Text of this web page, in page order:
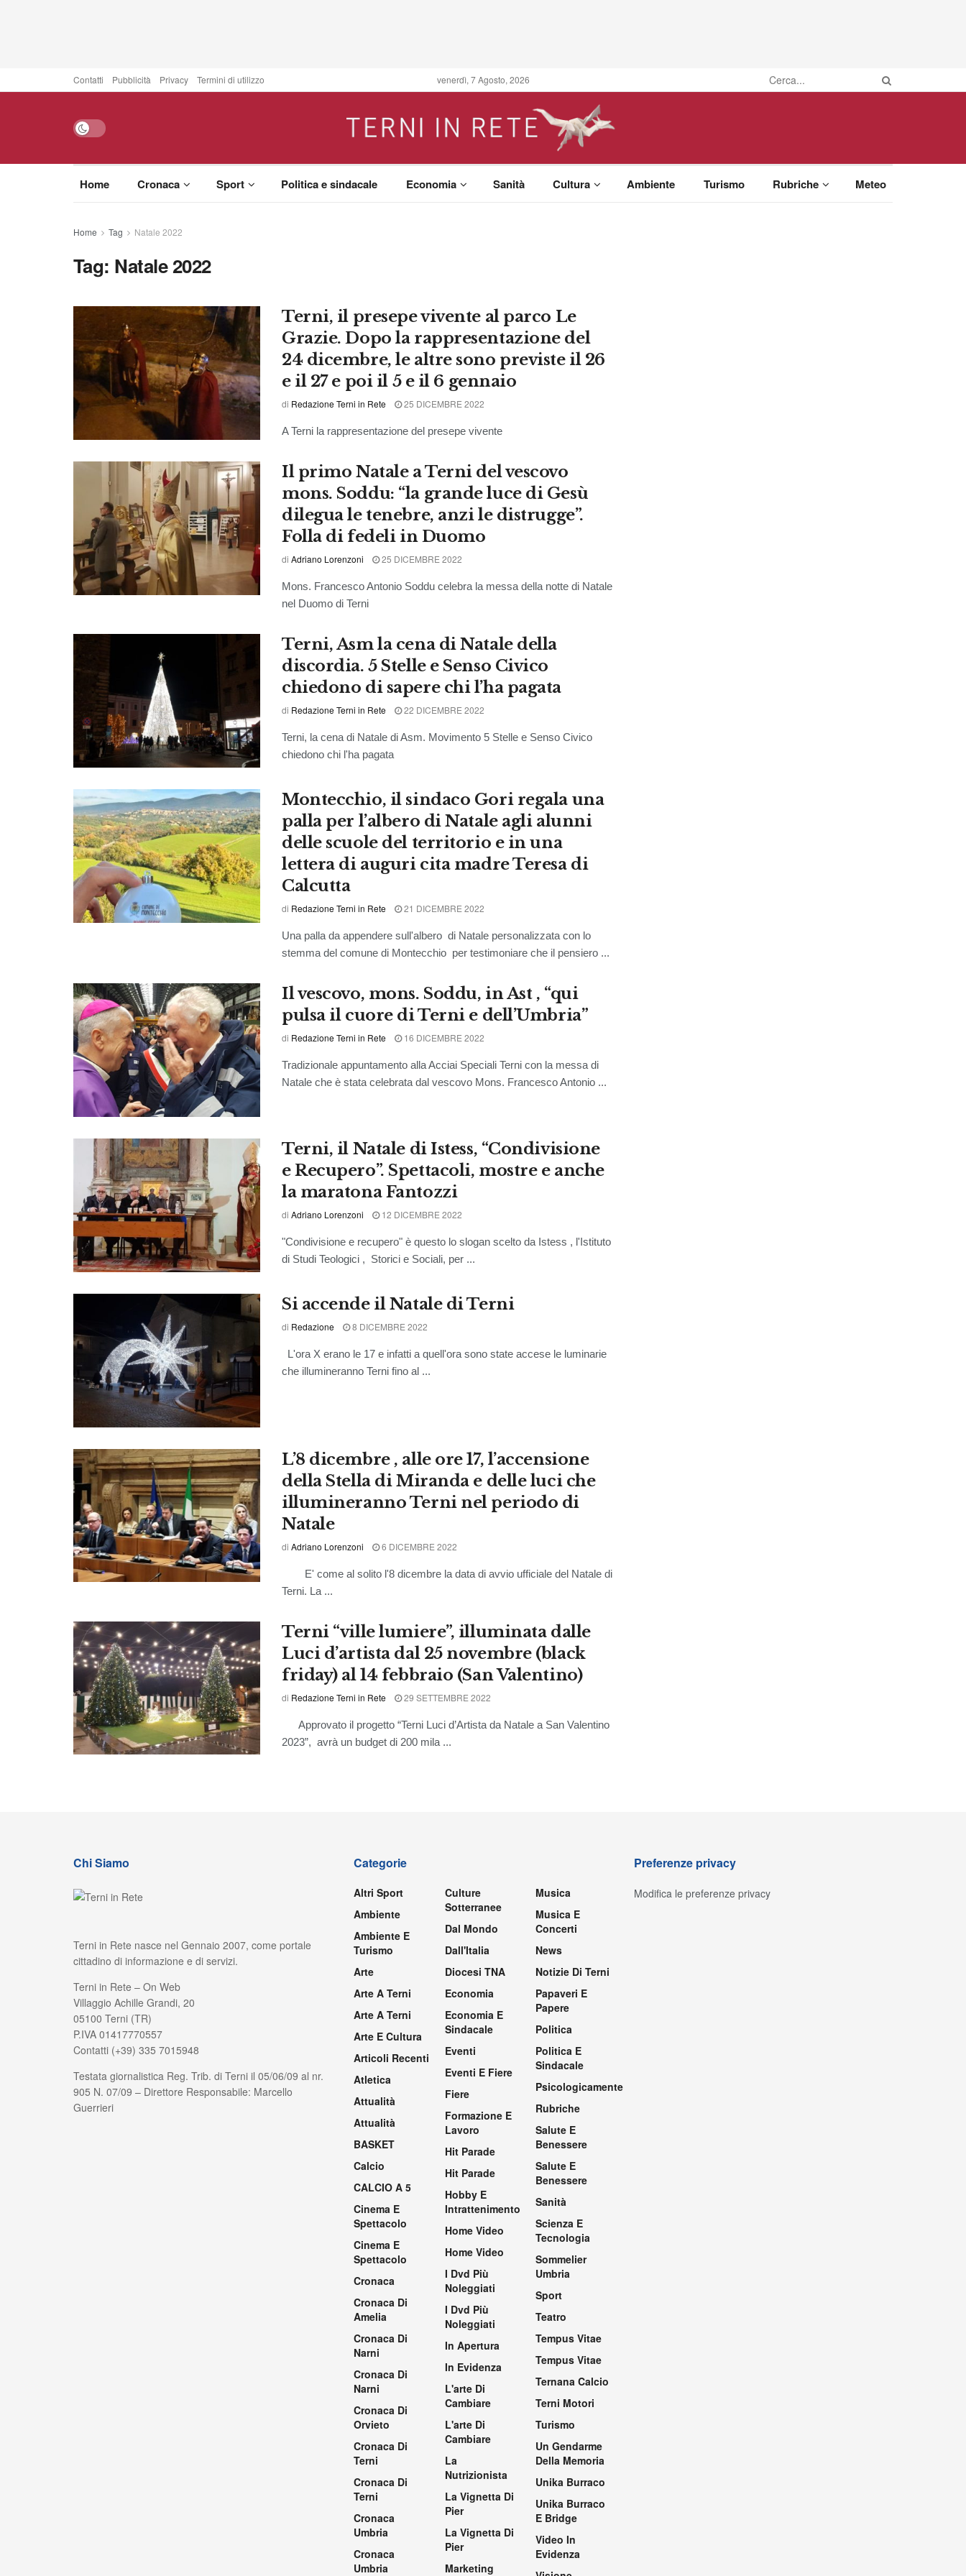
Contatti Pubblicità Privacy Termini di utilizzo venerdì, 7 Agosto, 2026
Home Cronaca Sport Politica e sindacale Economia Sanità Cultura Ambiente Turismo Rubriche Meteo
Home Tag Natale 2022
Tag: Natale 2022
Terni, il presepe vivente al parco Le
Grazie. Dopo la rappresentazione del
24 dicembre, le altre sono previste il 26
e il 27 e poi il 5 e il 6 gennaio
di Redazione Terni in Rete 25 DICEMBRE 2022
A Terni la rappresentazione del presepe vivente
Il primo Natale a Terni del vescovo
mons. Soddu: “la grande luce di Gesù
dilegua le tenebre, anzi le distrugge”.
Folla di fedeli in Duomo
di Adriano Lorenzoni 25 DICEMBRE 2022
Mons. Francesco Antonio Soddu celebra la messa della notte di Natale
nel Duomo di Terni
Terni, Asm la cena di Natale della
discordia. 5 Stelle e Senso Civico
chiedono di sapere chi l’ha pagata
di Redazione Terni in Rete 22 DICEMBRE 2022
Terni, la cena di Natale di Asm. Movimento 5 Stelle e Senso Civico
chiedono chi l'ha pagata
Montecchio, il sindaco Gori regala una
palla per l’albero di Natale agli alunni
delle scuole del territorio e in una
lettera di auguri cita madre Teresa di
Calcutta
di Redazione Terni in Rete 21 DICEMBRE 2022
Una palla da appendere sull'albero di Natale personalizzata con lo
stemma del comune di Montecchio per testimoniare che il pensiero ...
Il vescovo, mons. Soddu, in Ast , “qui
pulsa il cuore di Terni e dell’Umbria”
di Redazione Terni in Rete 16 DICEMBRE 2022
Tradizionale appuntamento alla Acciai Speciali Terni con la messa di
Natale che è stata celebrata dal vescovo Mons. Francesco Antonio ...
Terni, il Natale di Istess, “Condivisione
e Recupero”. Spettacoli, mostre e anche
la maratona Fantozzi
di Adriano Lorenzoni 12 DICEMBRE 2022
"Condivisione e recupero" è questo lo slogan scelto da Istess , l'Istituto
di Studi Teologici , Storici e Sociali, per ...
Si accende il Natale di Terni
di Redazione 8 DICEMBRE 2022
L'ora X erano le 17 e infatti a quell'ora sono state accese le luminarie
che illumineranno Terni fino al ...
L’8 dicembre , alle ore 17, l’accensione
della Stella di Miranda e delle luci che
illumineranno Terni nel periodo di
Natale
di Adriano Lorenzoni 6 DICEMBRE 2022
E' come al solito l'8 dicembre la data di avvio ufficiale del Natale di
Terni. La ...
Terni “ville lumiere”, illuminata dalle
Luci d’artista dal 25 novembre (black
friday) al 14 febbraio (San Valentino)
di Redazione Terni in Rete 29 SETTEMBRE 2022
Approvato il progetto “Terni Luci d’Artista da Natale a San Valentino
2023”, avrà un budget di 200 mila ...
Chi Siamo
Terni in Rete nasce nel Gennaio 2007, come portale
cittadino di informazione e di servizi.
Terni in Rete – On Web
Villaggio Achille Grandi, 20
05100 Terni (TR)
P.IVA 01417770557
Contatti (+39) 335 7015948
Testata giornalistica Reg. Trib. di Terni il 05/06/09 al nr.
905 N. 07/09 – Direttore Responsabile: Marcello
Guerrieri
Categorie
Altri Sport
Ambiente
Ambiente E
Turismo
Arte
Arte A Terni
Arte A Terni
Arte E Cultura
Articoli Recenti
Atletica
Attualità
Attualità
BASKET
Calcio
CALCIO A 5
Cinema E
Spettacolo
Cinema E
Spettacolo
Cronaca
Cronaca Di
Amelia
Cronaca Di
Narni
Cronaca Di
Narni
Cronaca Di
Orvieto
Cronaca Di
Terni
Cronaca Di
Terni
Cronaca
Umbria
Cronaca
Umbria
Culture
Sotterranee
Dal Mondo
Dall'Italia
Diocesi TNA
Economia
Economia E
Sindacale
Eventi
Eventi E Fiere
Fiere
Formazione E
Lavoro
Hit Parade
Hit Parade
Hobby E
Intrattenimento
Home Video
Home Video
I Dvd Più
Noleggiati
I Dvd Più
Noleggiati
In Apertura
In Evidenza
L'arte Di
Cambiare
L'arte Di
Cambiare
La
Nutrizionista
La Vignetta Di
Pier
La Vignetta Di
Pier
Marketing
Musica
Musica E
Concerti
News
Notizie Di Terni
Papaveri E
Papere
Politica
Politica E
Sindacale
Psicologicamente
Rubriche
Salute E
Benessere
Salute E
Benessere
Sanità
Scienza E
Tecnologia
Sommelier
Umbria
Sport
Teatro
Tempus Vitae
Tempus Vitae
Ternana Calcio
Terni Motori
Turismo
Un Gendarme
Della Memoria
Unika Burraco
Unika Burraco
E Bridge
Video In
Evidenza
Preferenze privacy
Modifica le preferenze privacy